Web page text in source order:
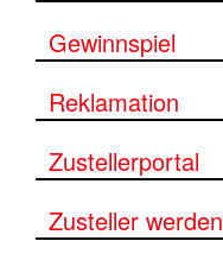
Gewinnspiel
Reklamation
Zustellerportal
Zusteller werden